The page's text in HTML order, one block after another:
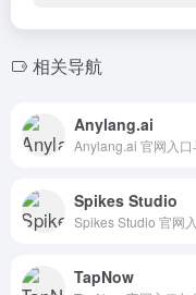
相关导航
Anylang.ai
Spikes Studio
TapNow